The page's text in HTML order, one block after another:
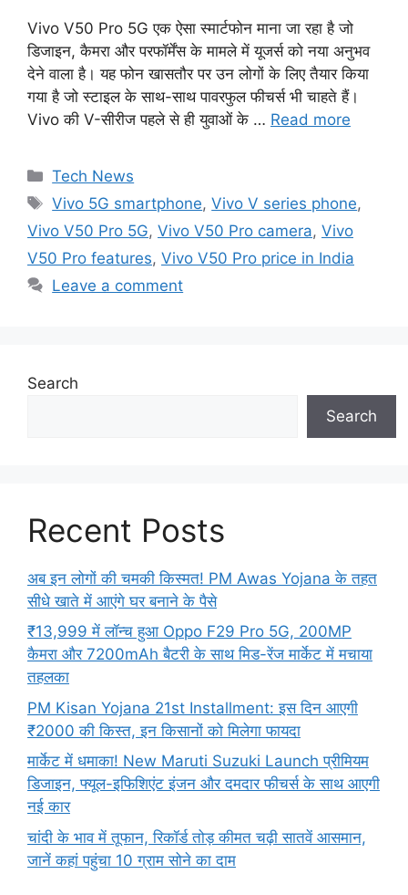
Vivo V50 Pro 5G एक ऐसा स्मार्टफोन माना जा रहा है जो
डिजाइन, कैमरा और परफॉर्मेंस के मामले में यूजर्स को नया अनुभव
देने वाला है। यह फोन खासतौर पर उन लोगों के लिए तैयार किया
गया है जो स्टाइल के साथ-साथ पावरफुल फीचर्स भी चाहते हैं।
Vivo की V-सीरीज पहले से ही युवाओं के … Read more
Categories
Tech News
Tags
Vivo 5G smartphone,Vivo V series phone,
Vivo V50 Pro 5G, Vivo V50 Pro camera, Vivo
V50 Pro features, Vivo V50 Pro price in India
Leave a comment
Search
Search
Recent Posts
अब इन लोगों की चमकी किस्मत! PM Awas Yojana के तहत
सीधे खाते में आएंगे घर बनाने के पैसे
₹13,999 में लॉन्च हुआ Oppo F29 Pro 5G, 200MP
कैमरा और 7200mAh बैटरी के साथ मिड-रेंज मार्केट में मचाया
तहलका
PM Kisan Yojana 21st Installment: इस दिन आएगी
₹2000 की किस्त, इन किसानों को मिलेगा फायदा
मार्केट में धमाका! New Maruti Suzuki Launch प्रीमियम
डिजाइन, फ्यूल-इफिशिएंट इंजन और दमदार फीचर्स के साथ आएगी
नई कार
चांदी के भाव में तूफान, रिकॉर्ड तोड़ कीमत चढ़ी सातवें आसमान,
जानें कहां पहुंचा 10 ग्राम सोने का दाम